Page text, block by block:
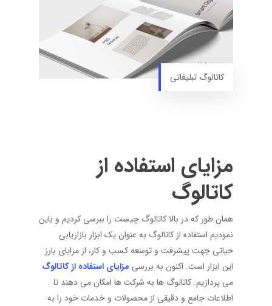
کاتالوگ تبلیغاتی
مزایای استفاده از
کاتالوگ
همان طور که در بالا کاتالوگ چیست را ببرسی کردیم و باین
نمودیم استفاده از کاتالوگ به عنوان یک ابزار بازاریابی
حیاتی جهت پیشرفت و توسعه کسب و کار، از مزایای بارز
این ابزار است. اکنون به بررسی مزایای استفاده از کاتالوگ
می پردازیم. کاتالوگ ‌ها به شرکت ‌ها امکان می ‌دهند تا
اطلاعات جامع و دقیقی از محصولات و خدمات خود را به